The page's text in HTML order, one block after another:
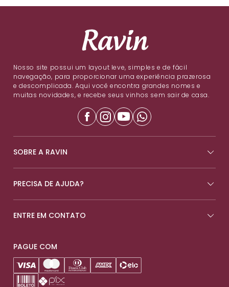
Nosso site possui um layout leve, simples e de fácil
navegação, para proporcionar uma experiência prazerosa
e descomplicada. Aqui você encontra grandes nomes e
muitas novidades, e recebe seus vinhos sem sair de casa.
SOBRE A RAVIN
PRECISA DE AJUDA?
ENTRE EM CONTATO
PAGUE COM